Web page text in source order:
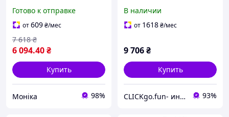
GOLD
Готово к отправке
от609₴/мес
6 094.40₴
7 618 ₴
Купить
Моніка 98%
В наличии
от 1618₴/мес
9 706₴
Купить
CLICKgo.fun- интернет магазин 93%